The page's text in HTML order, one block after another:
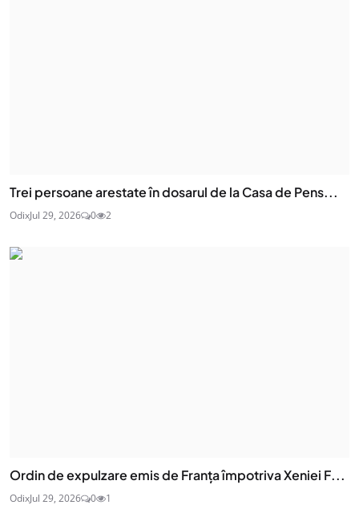
Trei persoane arestate în dosarul de la Casa de Pens...
OdixJul 29, 2026 0 2
Ordin de expulzare emis de Franța împotriva Xeniei F...
OdixJul 29, 2026 0 1